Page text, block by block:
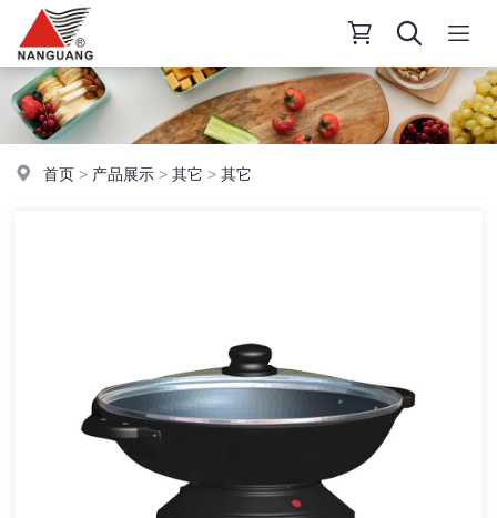
首页 > 产品展示 >其它 >其它